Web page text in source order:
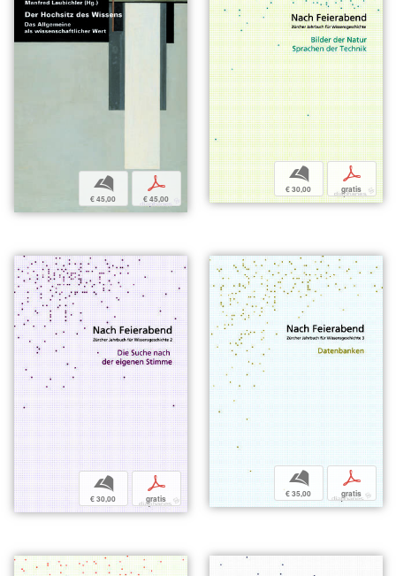
b
€ 45,00
p
€ 45,00
b
€ 30,00
p
gratis
b
€ 30,00
p
gratis
b
€ 35,00
p
gratis